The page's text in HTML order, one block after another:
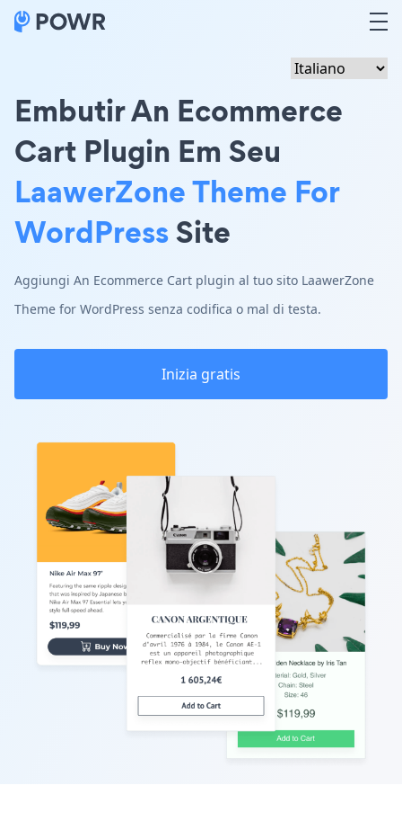
Embutir An Ecommerce
Cart Plugin Em Seu
LaawerZone Theme For
WordPressSite
Aggiungi An Ecommerce Cart plugin al tuo sito LaawerZone
Theme for WordPress senza codifica o mal di testa.
Inizia gratis